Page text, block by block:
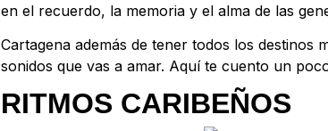
en el recuerdo, la memoria y el alma de las
Cartagena además de tener todos los destinos
sonidos que vas a amar. Aquí te cuento un
RITMOS CARIBEÑOS